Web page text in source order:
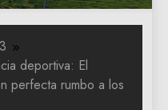
deportiva: El
perfecta rumbo a los